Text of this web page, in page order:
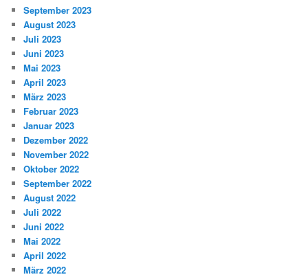
September 2023
August 2023
Juli 2023
Juni 2023
Mai 2023
April 2023
März 2023
Februar 2023
Januar 2023
Dezember 2022
November 2022
Oktober 2022
September 2022
August 2022
Juli 2022
Juni 2022
Mai 2022
April 2022
März 2022